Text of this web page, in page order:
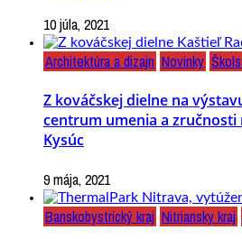
10 júla, 2021
Architektúra a dizajn Novinky
Z kováčskej dielne na
centrum umenia a
Kysúc
9 mája, 2021
Banskobystrický kraj Nitriansky kraj